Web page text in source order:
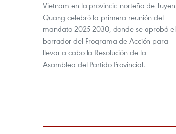
Vietnam en la provincia norteña de Tuyen
Quang celebró la primera reunión del
mandato 2025-2030, donde se aprobó el
borrador del Programa de Acción para
llevar a cabo la Resolución de la
Asamblea del Partido Provincial.